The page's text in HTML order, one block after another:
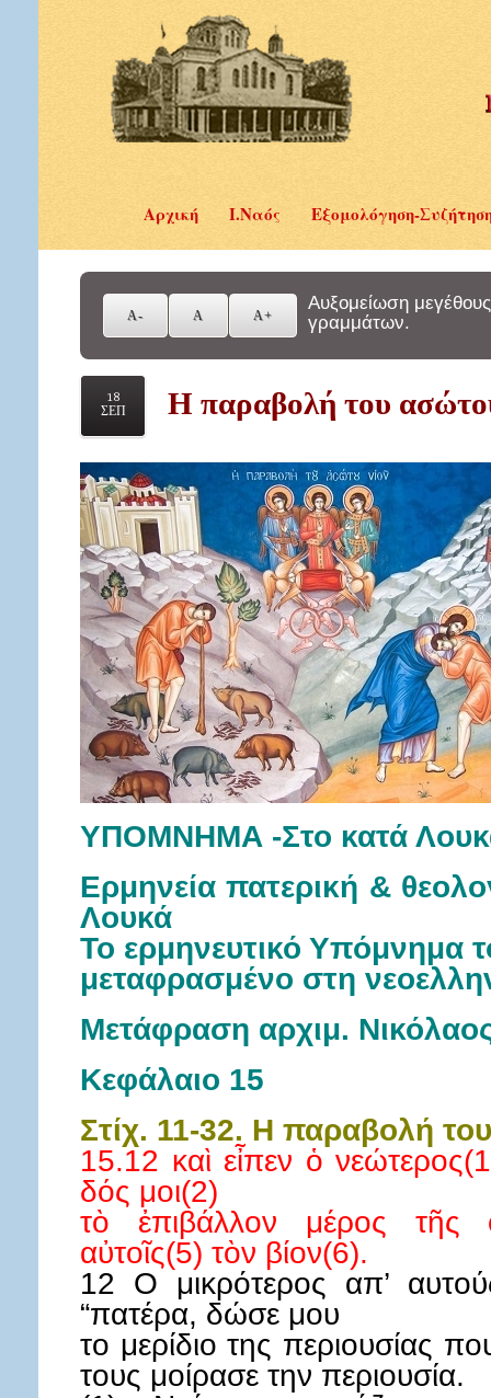
Αρχική Ι.Ναός Εξομολόγηση-
Αυξομείωση μεγέθους
γραμμάτων.
18
ΣΕΠ
Η παραβολή του
ΥΠΟΜΝΗΜΑ -Στο κατά
Ερμηνεία πατερική &
Λουκά
Το ερμηνευτικό Υπόμνημα
μεταφρασμένο στη
Μετάφραση αρχιμ.
Κεφάλαιο 15
Στίχ. 11-32. Η παραβολή
15.12 καὶ εἶπεν ὁ
δός μοι(2)
τὸ ἐπιβάλλον μέρος τῆς
αὐτοῖς(5) τὸν βίον(6).
12 Ο μικρότερος απ’
“πατέρα, δώσε μου
το μερίδιο της περιουσίας
τους μοίρασε την περιουσία.